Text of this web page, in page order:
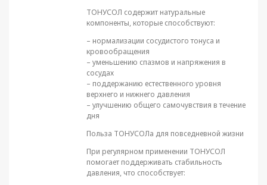
ТОНУСОЛ содержит натуральные
компоненты, которые способствуют:
– нормализации сосудистого тонуса и
кровообращения
– уменьшению спазмов и напряжения в
сосудах
– поддержанию естественного уровня
верхнего и нижнего давления
– улучшению общего самочувствия в течение
дня
Польза ТОНУСОЛа для повседневной жизни
При регулярном применении ТОНУСОЛ
помогает поддерживать стабильность
давления, что способствует: